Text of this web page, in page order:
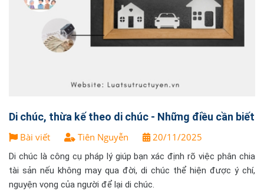
Di chúc, thừa kế theo di chúc - Những điều cần biết
Bài viết Tiên Nguyễn 20/11/2025
Di chúc là công cụ pháp lý giúp bạn xác định rõ việc phân chia
tài sản nếu không may qua đời, di chúc thể hiện được ý chí,
nguyện vọng của người để lại di chúc.